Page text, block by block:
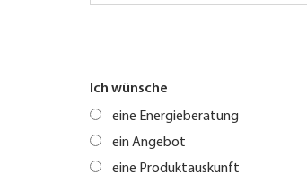
Ich wünsche
eine Energieberatung
ein Angebot
eine Produktauskunft